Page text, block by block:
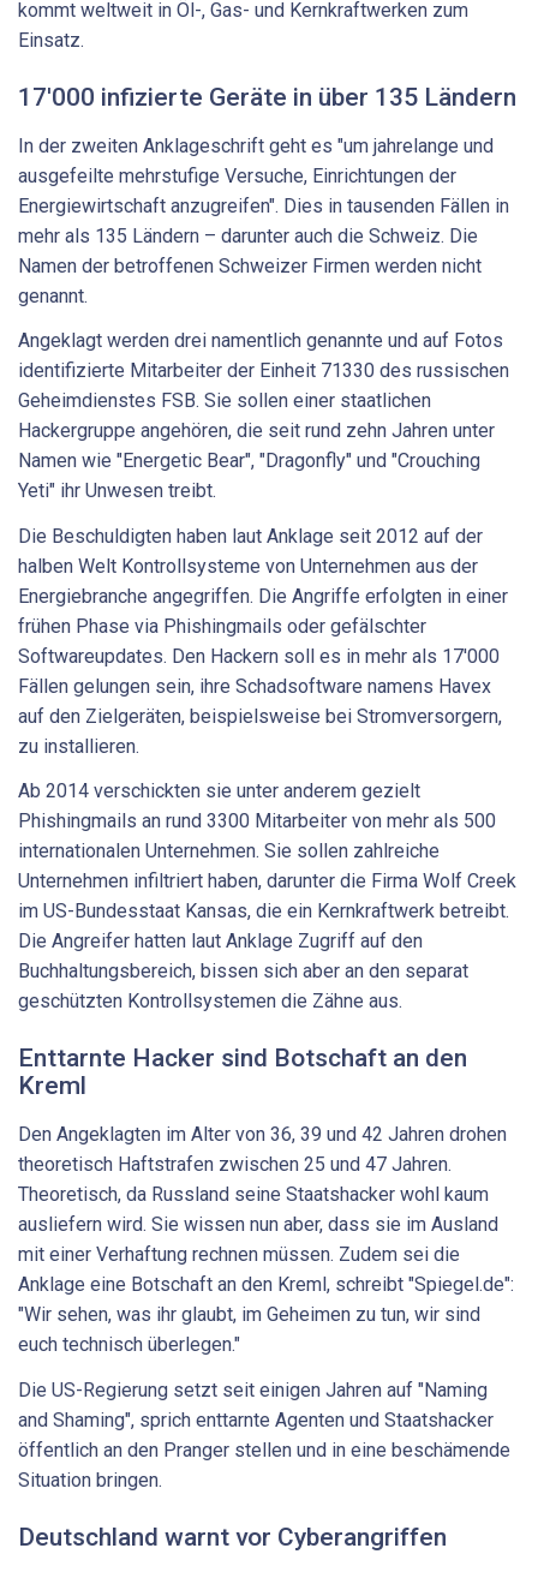
kommt weltweit in Öl-, Gas- und Kernkraftwerken zum
Einsatz.
17'000 infizierte Geräte in über 135 Ländern
In der zweiten Anklageschrift geht es "um jahrelange und
ausgefeilte mehrstufige Versuche, Einrichtungen der
Energiewirtschaft anzugreifen". Dies in tausenden Fällen in
mehr als 135 Ländern – darunter auch die Schweiz. Die
Namen der betroffenen Schweizer Firmen werden nicht
genannt.
Angeklagt werden drei namentlich genannte und auf Fotos
identifizierte Mitarbeiter der Einheit 71330 des russischen
Geheimdienstes FSB. Sie sollen einer staatlichen
Hackergruppe angehören, die seit rund zehn Jahren unter
Namen wie "Energetic Bear", "Dragonfly" und "Crouching
Yeti" ihr Unwesen treibt.
Die Beschuldigten haben laut Anklage seit 2012 auf der
halben Welt Kontrollsysteme von Unternehmen aus der
Energiebranche angegriffen. Die Angriffe erfolgten in einer
frühen Phase via Phishingmails oder gefälschter
Softwareupdates. Den Hackern soll es in mehr als 17'000
Fällen gelungen sein, ihre Schadsoftware namens Havex
auf den Zielgeräten, beispielsweise bei Stromversorgern,
zu installieren.
Ab 2014 verschickten sie unter anderem gezielt
Phishingmails an rund 3300 Mitarbeiter von mehr als 500
internationalen Unternehmen. Sie sollen zahlreiche
Unternehmen infiltriert haben, darunter die Firma Wolf Creek
im US-Bundesstaat Kansas, die ein Kernkraftwerk betreibt.
Die Angreifer hatten laut Anklage Zugriff auf den
Buchhaltungsbereich, bissen sich aber an den separat
geschützten Kontrollsystemen die Zähne aus.
Enttarnte Hacker sind Botschaft an den
Kreml
Den Angeklagten im Alter von 36, 39 und 42 Jahren drohen
theoretisch Haftstrafen zwischen 25 und 47 Jahren.
Theoretisch, da Russland seine Staatshacker wohl kaum
ausliefern wird. Sie wissen nun aber, dass sie im Ausland
mit einer Verhaftung rechnen müssen. Zudem sei die
Anklage eine Botschaft an den Kreml, schreibt "Spiegel.de":
"Wir sehen, was ihr glaubt, im Geheimen zu tun, wir sind
euch technisch überlegen."
Die US-Regierung setzt seit einigen Jahren auf "Naming
and Shaming", sprich enttarnte Agenten und Staatshacker
öffentlich an den Pranger stellen und in eine beschämende
Situation bringen.
Deutschland warnt vor Cyberangriffen